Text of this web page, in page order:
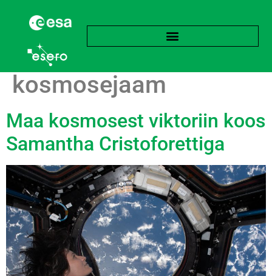
Silt:Rahvusvaheline
kosmosejaam
Maa kosmosest viktoriin koos
Samantha Cristoforettiga